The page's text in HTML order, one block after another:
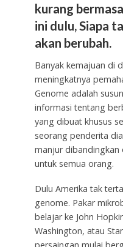
kurang
ini dulu, Siapa
akan berubah.
Banyak kemajuan di
meningkatnya
Genome adalah
informasi tentang
yang dibuat khusus
seorang penderita
manjur
untuk semua orang.
Dulu Amerika tak
genome. Pakar
belajar ke John
Washington, atau